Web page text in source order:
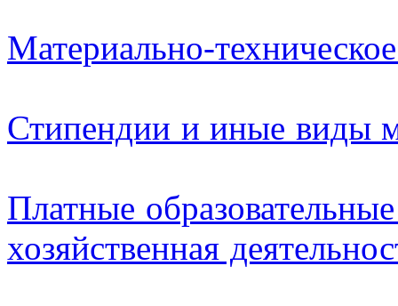
Материально-
Стипендии и иные виды
Платные
хозяйственная